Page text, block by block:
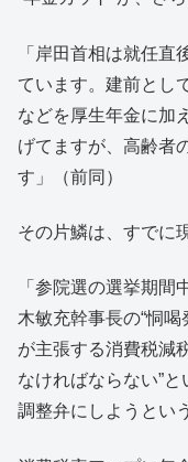
「岸田首相は就任直
ています。建前とし
などを厚生年金に加
げてますが、高齢者
す」（前同）
その片鱗は、すでに
「参院選の選挙期
木敏充幹事長の“恫
が主張する消費税減
なければならない”
調整弁にしようとい